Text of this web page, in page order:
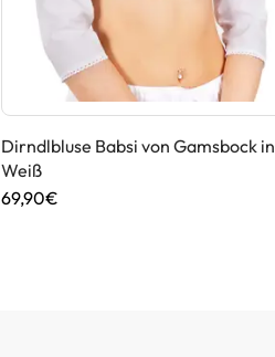
Dirndlbluse Babsi von Gamsbock in
Weiß
69,90€